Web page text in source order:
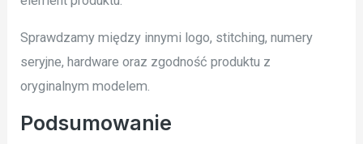
Sprawdzamy między innymi logo, stitching, numery
seryjne, hardware oraz zgodność produktu z
oryginalnym modelem.
Podsumowanie